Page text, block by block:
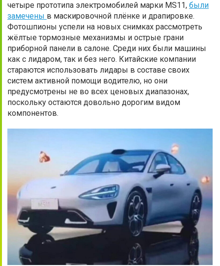
четыре прототипа электромобилей марки MS11, были
замечены в маскировочной плёнке и драпировке.
Фотошпионы успели на новых снимках рассмотреть
жёлтые тормозные механизмы и острые грани
приборной панели в салоне. Среди них были машины
как с лидаром, так и без него. Китайские компании
стараются использовать лидары в составе своих
систем активной помощи водителю, но они
предусмотрены не во всех ценовых диапазонах,
поскольку остаются довольно дорогим видом
компонентов.